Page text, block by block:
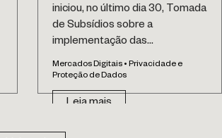
iniciou, no último dia 30, Tomada
de Subsídios sobre a
implementação das...
Mercados Digitais • Privacidade e
Proteção de Dados
Leia mais